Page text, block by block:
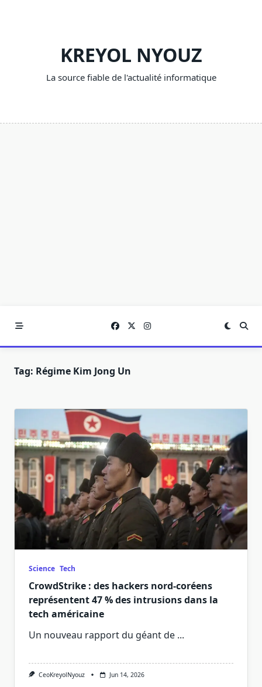
KREYOL NYOUZ
La source fiable de l'actualité informatique
Tag: Régime Kim Jong Un
Science Tech
CrowdStrike : des hackers nord-coréens
représentent 47 % des intrusions dans la
tech américaine
Un nouveau rapport du géant de ...
CeoKreyolNyouz Jun 14, 2026